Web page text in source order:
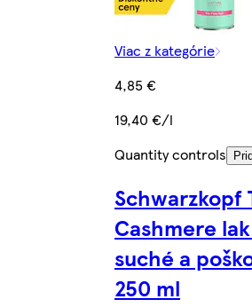
Viac z kategórie
4,85 €
19,40 €/l
Quantity controls
Schwarzkopf
Cashmere
suché a
250 ml